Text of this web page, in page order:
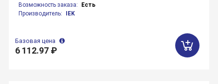
Возможность заказа:
Есть
Производитель:
IEK
Базовая цена
6 112.97 ₽